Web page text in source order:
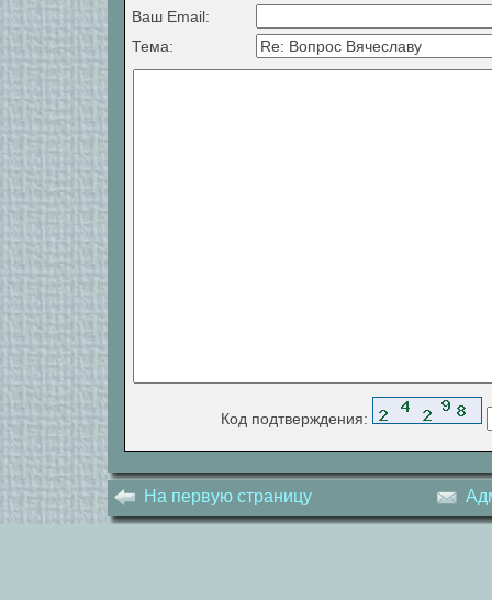
Ваш Email:
Тема:
Код подтверждения:
На первую страницу